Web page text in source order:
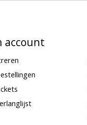
account